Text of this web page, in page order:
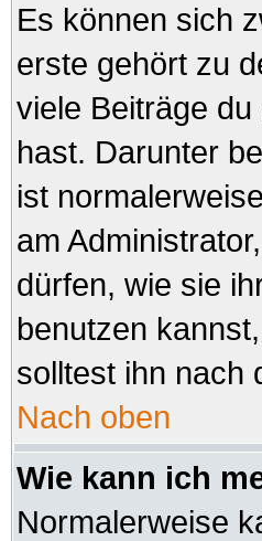
Es können sich
erste gehört zu
viele Beiträge
hast. Darunter
ist
am
dürfen, wie sie
benutzen
solltest ihn nach
Nach oben
Wie kann ich
Normalerweise